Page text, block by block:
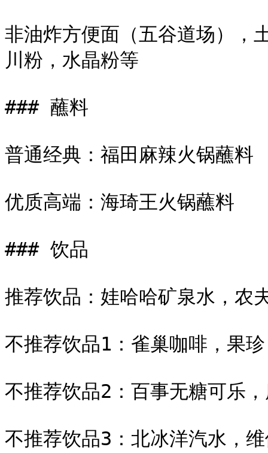
非油炸方便面（五谷道场），
川粉，水晶粉等
### 蘸料
普通经典：福田麻辣火锅蘸料
优质高端：海琦王火锅蘸料
### 饮品
推荐饮品：娃哈哈矿泉水，农
不推荐饮品1：雀巢咖啡，果珍
不推荐饮品2：百事无糖可乐
不推荐饮品3：北冰洋汽水，